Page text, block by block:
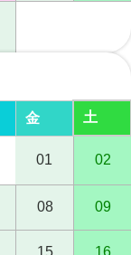
金 土
01 02
08 09
15 16